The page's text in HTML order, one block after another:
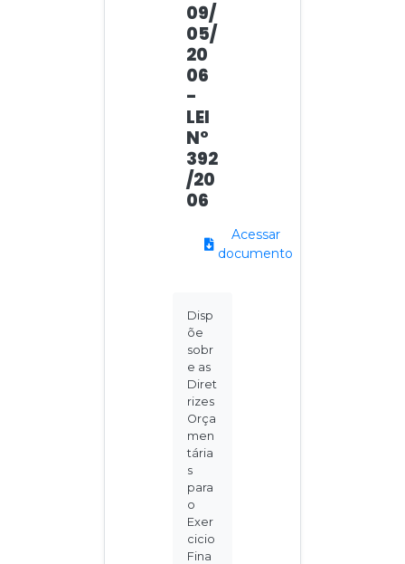
09/
05/
20
06
-
LEI
N°
392
/20
06
Acessar
documento
Disp
õe
sobr
e as
Diret
rizes
Orça
men
tária
s
para
o
Exer
cicio
Fina